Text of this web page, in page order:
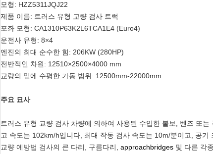
모형: HZZ5311JQJ22
제품 이름: 트러스 유형 교량 검사 트럭
포좌 모형: CA1310P63K2L6TCA1E4 (Euro4)
운전사 유형: 8×4
엔진의 최대 순수한 힘: 206KW (280HP)
전반적인 차원: 12510×2500×4000 mm
교량의 밑에 수평한 가동 범위: 12500mm-22000mm
주요 묘사
트러스 유형 교량 검사 차량에 의하여 사용된 수입한 볼보, 벤즈 또
고 속도는 102km/h입니다, 최대 작동 검사 속도는 10m/분이고, 공
교량 예방법 검사의 큰 다리, 구름다리, approachbridges 및 다른 각